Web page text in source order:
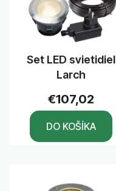
Set LED svietidiel
Larch
€107,02
DO KOŠÍKA